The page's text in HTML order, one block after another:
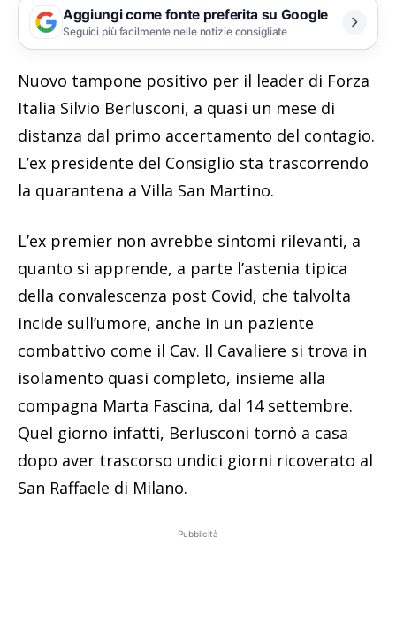
Aggiungi come fonte preferita su Google
Seguici più facilmente nelle notizie consigliate
Nuovo tampone positivo per il leader di Forza
Italia Silvio Berlusconi, a quasi un mese di
distanza dal primo accertamento del contagio.
L’ex presidente del Consiglio sta trascorrendo
la quarantena a Villa San Martino.
L’ex premier non avrebbe sintomi rilevanti, a
quanto si apprende, a parte l’astenia tipica
della convalescenza post Covid, che talvolta
incide sull’umore, anche in un paziente
combattivo come il Cav. Il Cavaliere si trova in
isolamento quasi completo, insieme alla
compagna Marta Fascina, dal 14 settembre.
Quel giorno infatti, Berlusconi tornò a casa
dopo aver trascorso undici giorni ricoverato al
San Raffaele di Milano.
Pubblicità